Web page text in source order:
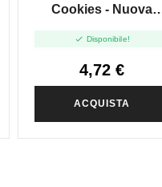
Cookies - Nuova
 Disponibile!
4,72 €
ACQUISTA